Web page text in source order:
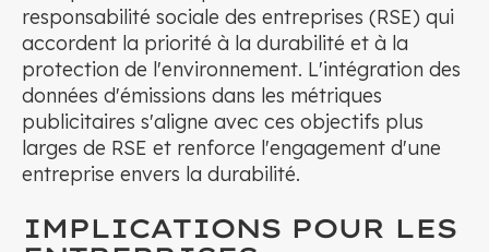
responsabilité sociale des entreprises (RSE) qui
accordent la priorité à la durabilité et à la
protection de l'environnement. L'intégration des
données d'émissions dans les métriques
publicitaires s'aligne avec ces objectifs plus
larges de RSE et renforce l'engagement d'une
entreprise envers la durabilité.
IMPLICATIONS POUR LES